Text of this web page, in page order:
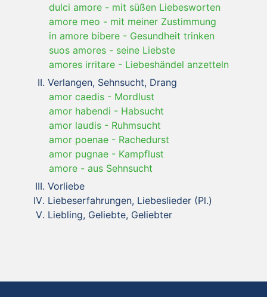
dulci amore - mit süßen Liebesworten
amore meo - mit meiner Zustimmung
in amore bibere - Gesundheit trinken
suos amores - seine Liebste
amores irritare - Liebeshändel anzetteln
Verlangen, Sehnsucht, Drang
amor caedis - Mordlust
amor habendi - Habsucht
amor laudis - Ruhmsucht
amor poenae - Rachedurst
amor pugnae - Kampflust
amore - aus Sehnsucht
Vorliebe
Liebeserfahrungen, Liebeslieder (Pl.)
Liebling, Geliebte, Geliebter